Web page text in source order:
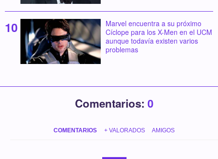
Marvel encuentra a su próximo
Cíclope para los X-Men en el UCM
aunque todavía existen varios
problemas
Comentarios: 0
COMENTARIOS + VALORADOS AMIGOS